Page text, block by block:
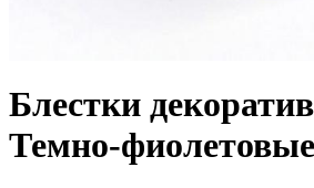
Блестки
Темно-фиолетовые